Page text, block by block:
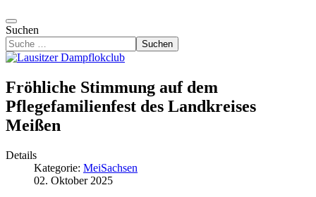
Suchen
Suchen
Fröhliche Stimmung auf dem
Pflegefamilienfest des Landkreises
Meißen
Details
Kategorie: MeiSachsen
02. Oktober 2025